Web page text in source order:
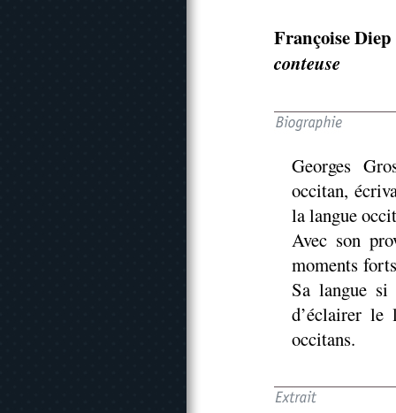
Françoise Diep
conteuse
Georges
occitan,
la langue
Avec son
moments
Sa langue
d’éclairer le
occitans.